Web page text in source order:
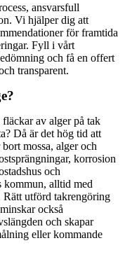
ansvarsfull
Vi hjälper dig att
för framtida
Fyll i vårt
och få en offert
transparent.
av alger på tak
Då är det hög tid att
mossa, alger och
korrosion
och
kommun, alltid med
Rätt utförd takrengöring
också
och skapar
eller kommande